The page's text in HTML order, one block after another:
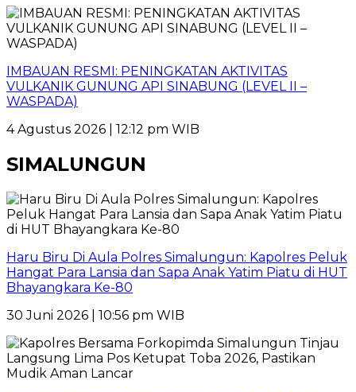
IMBAUAN RESMI: PENINGKATAN AKTIVITAS
VULKANIK GUNUNG API SINABUNG (LEVEL II –
WASPADA)
4 Agustus 2026 | 12:12 pm WIB
SIMALUNGUN
Haru Biru Di Aula Polres Simalungun: Kapolres Peluk
Hangat Para Lansia dan Sapa Anak Yatim Piatu di HUT
Bhayangkara Ke-80
30 Juni 2026 | 10:56 pm WIB